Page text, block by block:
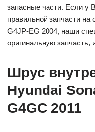
запасные части. Если у
правильной запчасти на
G4JP-EG 2004, наши
оригинальную запчасть,
Шрус
Hyundai
G4GC 2011